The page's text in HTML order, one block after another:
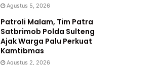
Agustus 5, 2026
Patroli Malam, Tim Patra
Satbrimob Polda Sulteng
Ajak Warga Palu Perkuat
Kamtibmas
Agustus 2, 2026